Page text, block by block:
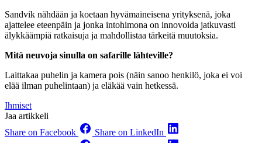
Sandvik nähdään ja koetaan hyvämaineisena yrityksenä, joka
ajattelee eteenpäin ja jonka intohimona on innovoida jatkuvasti
älykkäämpiä ratkaisuja ja mahdollistaa tärkeitä muutoksia.
Mitä neuvoja sinulla on safarille lähteville?
Laittakaa puhelin ja kamera pois (näin sanoo henkilö, joka ei voi
elää ilman puhelintaan) ja eläkää vain hetkessä.
Ihmiset
Jaa artikkeli
Share on Facebook
Share on LinkedIn